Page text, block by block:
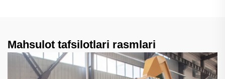
Mahsulot tafsilotlari rasmlari